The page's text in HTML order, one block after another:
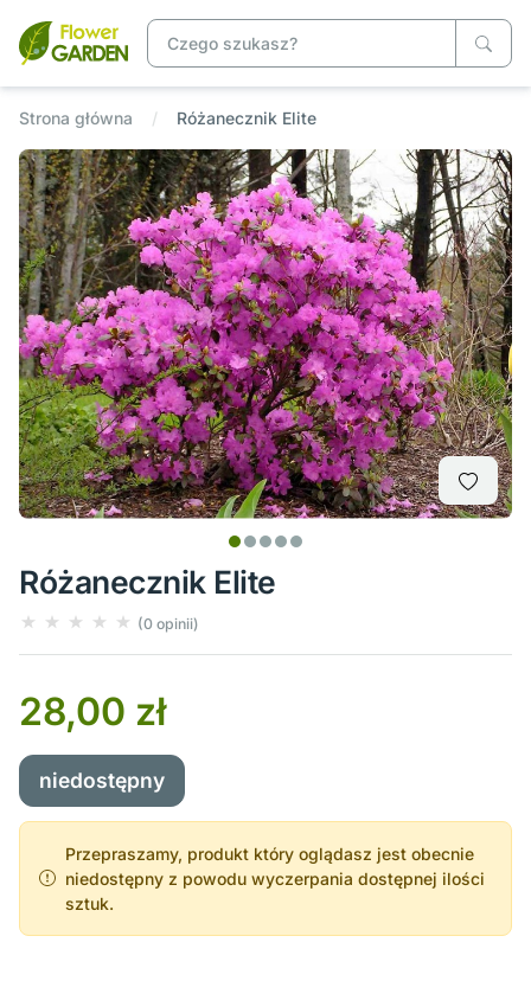
Strona główna Różanecznik Elite
Różanecznik Elite
(0 opinii)
28,00 zł
niedostępny
Przepraszamy, produkt który oglądasz jest obecnie
niedostępny z powodu wyczerpania dostępnej ilości
sztuk.